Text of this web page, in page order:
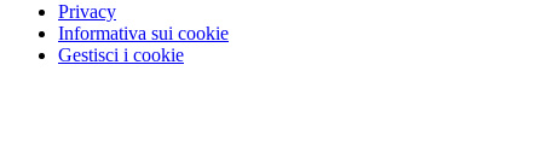
Privacy
Informativa sui cookie
Gestisci i cookie